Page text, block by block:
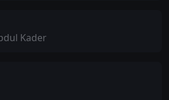
Kader